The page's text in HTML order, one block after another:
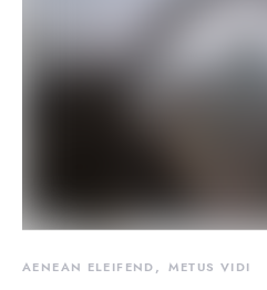
AENEAN ELEIFEND METUS VIDI